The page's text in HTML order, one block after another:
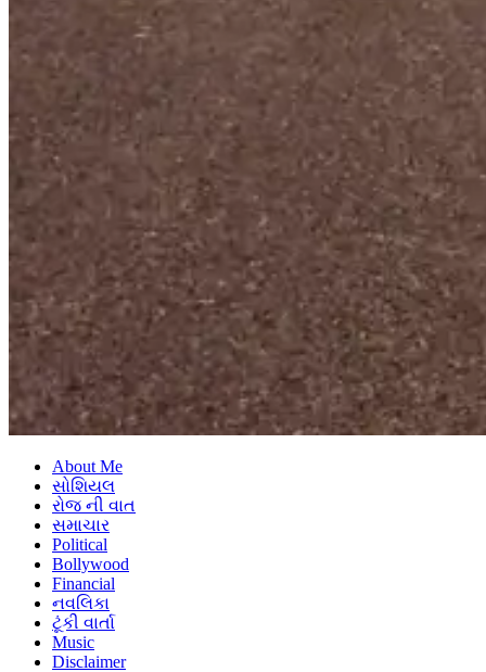
About Me
સોશિયલ
રોજ ની વાત
સમાચાર
Political
Bollywood
Financial
નવલિકા
ટૂંકી વાર્તા
Music
Disclaimer